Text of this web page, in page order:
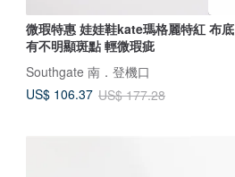
微瑕特惠 娃娃鞋kate瑪格麗特紅 布底
有不明顯斑點 輕微瑕疵
Southgate 南．登機口
US$ 106.37 US$ 177.28